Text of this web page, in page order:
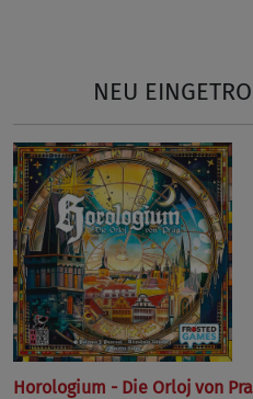
NEU
Horologium - Die Orloj von